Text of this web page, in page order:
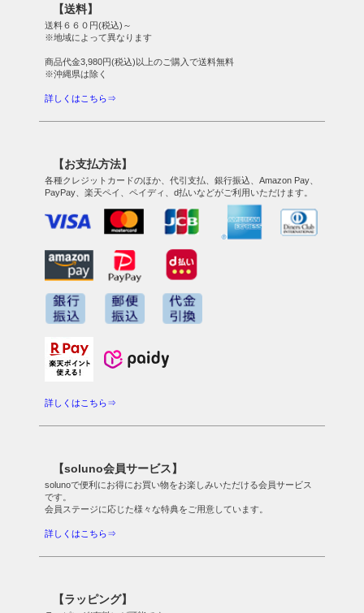
【送料】
送料６６０円(税込)～
※地域によって異なります
商品代金3,980円(税込)以上のご購入で送料無料
※沖縄県は除く
詳しくはこちら⇒
【お支払方法】
各種クレジットカードのほか、代引支払、銀行振込、Amazon Pay、
PayPay、楽天ペイ、ペイディ、d払いなどがご利用いただけます。
詳しくはこちら⇒
【soluno会員サービス】
solunoで便利にお得にお買い物をお楽しみいただける会員サービス
です。
会員ステージに応じた様々な特典をご用意しています。
詳しくはこちら⇒
【ラッピング】